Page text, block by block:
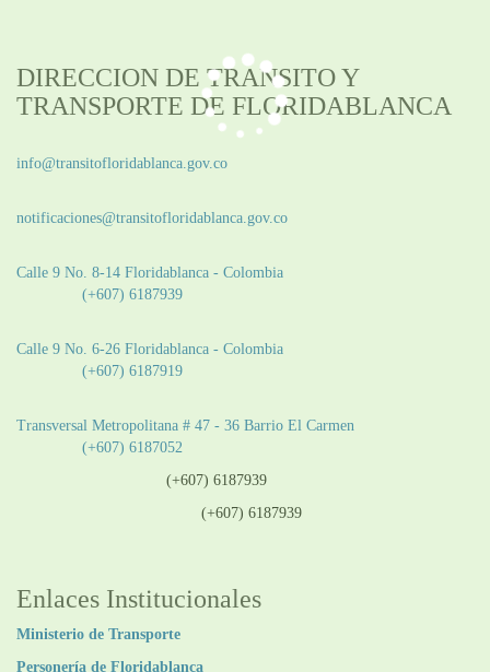
DIRECCION DE TRANSITO Y
TRANSPORTE DE FLORIDABLANCA
info@transitofloridablanca.gov.co
notificaciones@transitofloridablanca.gov.co
Calle 9 No. 8-14 Floridablanca - Colombia
(+607) 6187939
Calle 9 No. 6-26 Floridablanca - Colombia
(+607) 6187919
Transversal Metropolitana # 47 - 36 Barrio El Carmen
(+607) 6187052
(+607) 6187939
(+607) 6187939
Enlaces Institucionales
Ministerio de Transporte
Personería de Floridablanca